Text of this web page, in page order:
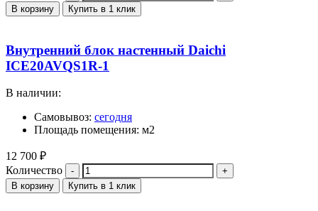
В корзину Купить в 1 клик
Внутренний блок настенный Daichi
ICE20AVQS1R-1
В наличии:
Самовывоз: сегодня
Площадь помещения: м2
12 700 ₽
Количество
В корзину Купить в 1 клик